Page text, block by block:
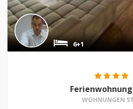
6+1
WOHNUNGEN